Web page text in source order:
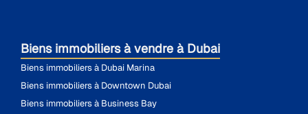
Biens immobiliers à vendre à Dubai
Biens immobiliers à Dubai Marina
Biens immobiliers à Downtown Dubai
Biens immobiliers à Business Bay